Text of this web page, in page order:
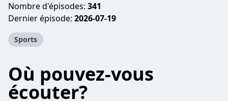
Nombre d'épisodes: 341
Dernier épisode: 2026-07-19
Sports
Où pouvez-vous
écouter?